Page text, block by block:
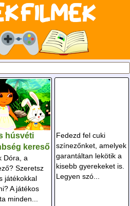
húsvéti
kereső
Dóra, a
Szeretsz
játékokkal
A játékos
minden...
Fedezd fel cuki
színezőnket, amelyek
garantáltan lekötik a
kisebb gyerekeket is.
Legyen szó...